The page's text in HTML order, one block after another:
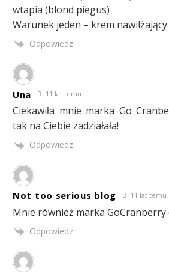
wtapia (blond piegus)
Warunek jeden – krem
Odpowiedz
Una 11 lat temu
Ciekawiła mnie marka Go
tak na Ciebie zadziałała!
Odpowiedz
Not too serious blog 11 lat temu
Mnie również marka GoCranberry
Odpowiedz